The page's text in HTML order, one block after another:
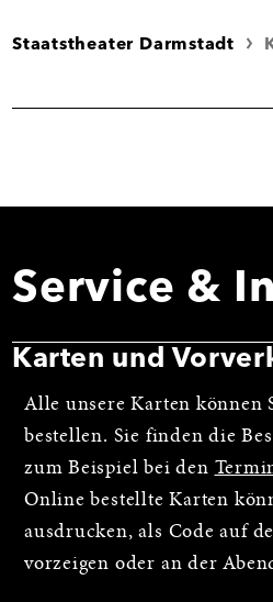
Staatstheater Darmstadt
Service &
Karten und
Alle unsere Karten können
bestellen. Sie finden die
zum Beispiel bei den
Online bestellte Karten
ausdrucken, als Code auf
vorzeigen oder an der